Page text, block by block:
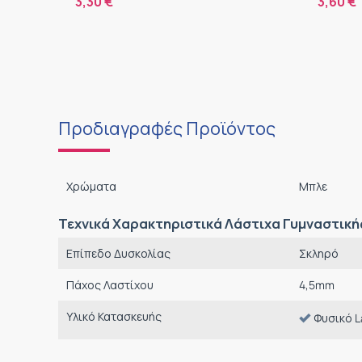
Προδιαγραφές Προϊόντος
Χρώματα Μπλε
Τεχνικά Χαρακτηριστικά Λάστιχα
Επίπεδο Δυσκολίας Σκληρό
Πάχος Λαστίχου 4,5mm
Υλικό Κατασκευής Φυσικό